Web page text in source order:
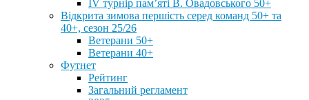
IV турнір пам’яті В. Овадовського 50+
Відкрита зимова першість серед команд 50+ та
40+, сезон 25/26
Ветерани 50+
Ветерани 40+
Футнет
Рейтинг
Загальний регламент